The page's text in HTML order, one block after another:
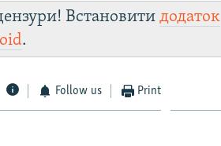
Встановитидодаток
.
Follow us Print